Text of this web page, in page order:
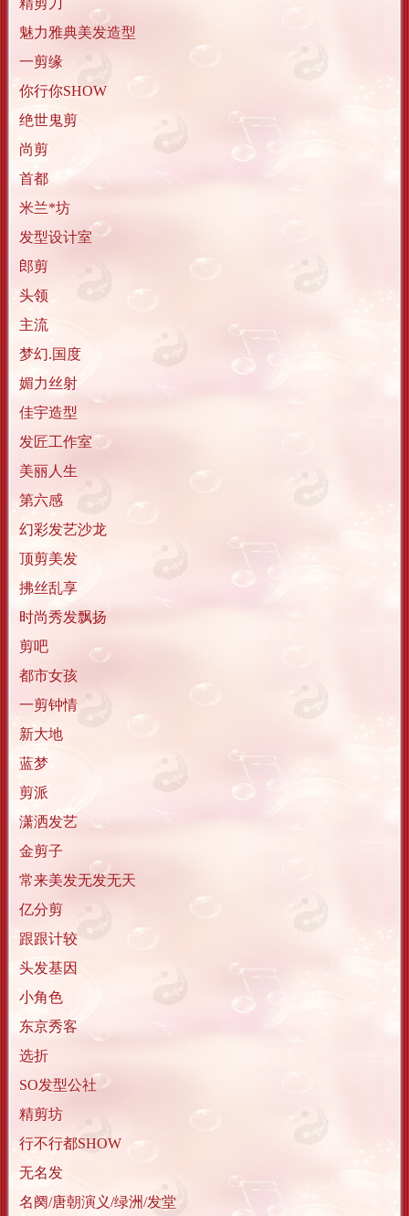
精剪刀
魅力雅典美发造型
一剪缘
你行你SHOW
绝世鬼剪
尚剪
首都
米兰*坊
发型设计室
郎剪
头领
主流
梦幻.国度
媚力丝射
佳宇造型
发匠工作室
美丽人生
第六感
幻彩发艺沙龙
顶剪美发
拂丝乱享
时尚秀发飘扬
剪吧
都市女孩
一剪钟情
新大地
蓝梦
剪派
潇洒发艺
金剪子
常来美发无发无天
亿分剪
跟跟计较
头发基因
小角色
东京秀客
选折
SO发型公社
精剪坊
行不行都SHOW
无名发
名阕/唐朝演义/绿洲/发堂